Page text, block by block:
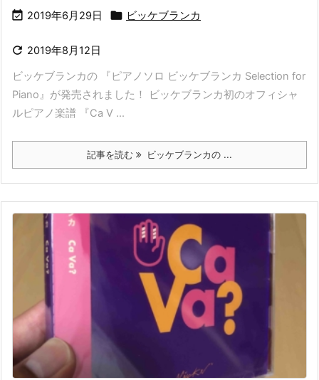
 2019年6月29日  ビッケブランカ
 2019年8月12日
ビッケブランカの 『ピアノソロ ビッケブランカ Selection for
Piano』が発売されました！ ビッケブランカ初のオフィシャ
ルピアノ楽譜 『Ca V ...
記事を読む ビッケブランカの ...